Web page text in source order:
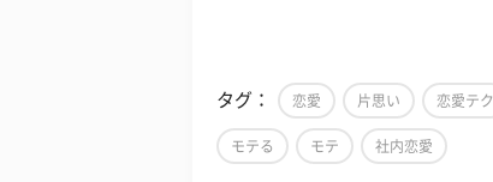
タグ： 恋愛 片思い 恋愛テク
モテる モテ 社内恋愛